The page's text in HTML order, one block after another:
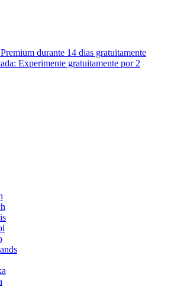
durante 14 dias gratuitamente
Experimente gratuitamente por 2